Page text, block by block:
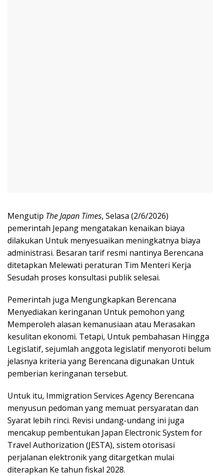
Mengutip The Japan Times, Selasa (2/6/2026)
pemerintah Jepang mengatakan kenaikan biaya
dilakukan Untuk menyesuaikan meningkatnya biaya
administrasi. Besaran tarif resmi nantinya Berencana
ditetapkan Melewati peraturan Tim Menteri Kerja
Sesudah proses konsultasi publik selesai.
Pemerintah juga Mengungkapkan Berencana
Menyediakan keringanan Untuk pemohon yang
Memperoleh alasan kemanusiaan atau Merasakan
kesulitan ekonomi. Tetapi, Untuk pembahasan Hingga
Legislatif, sejumlah anggota legislatif menyoroti belum
jelasnya kriteria yang Berencana digunakan Untuk
pemberian keringanan tersebut.
Untuk itu, Immigration Services Agency Berencana
menyusun pedoman yang memuat persyaratan dan
Syarat lebih rinci. Revisi undang-undang ini juga
mencakup pembentukan Japan Electronic System for
Travel Authorization (JESTA), sistem otorisasi
perjalanan elektronik yang ditargetkan mulai
diterapkan Ke tahun fiskal 2028.